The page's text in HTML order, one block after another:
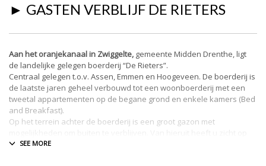
► GASTEN VERBLIJF DE RIETERS
Aan het oranjekanaal in Zwiggelte, gemeente Midden Drenthe, ligt
de landelijke gelegen boerderij “De Rieters”.
Centraal gelegen t.o.v. Assen, Emmen en Hoogeveen. De boerderij is
de laatste jaren geheel verbouwd tot een woonboerderij met een
tweetal appartementen op de begane grond en enkele kamers (Bed
and Breakfast).
Op het terrein achter de boerderij is een groot gazon met
de minicamping met kleine vijver. De minicamping grenst aan het